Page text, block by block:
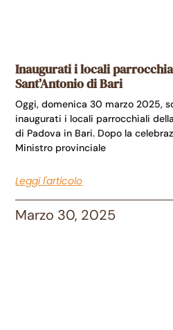
Inaugurati i locali
Sant’Antonio di Bari
Oggi, domenica 30 marzo 2025,
inaugurati i locali parrocchiali
di Padova in Bari. Dopo la
Ministro provinciale
Leggi l'articolo
Marzo 30, 2025